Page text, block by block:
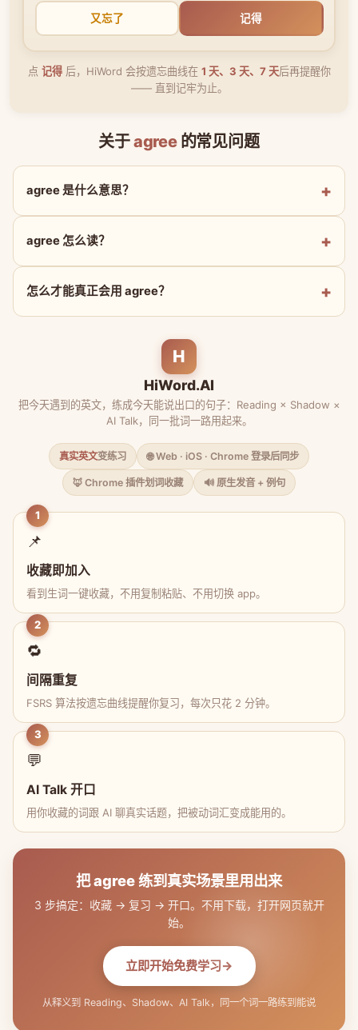
又忘了 记得
点 记得后，HiWord 会按遗忘曲线在 1 天、3 天、7 天后再提醒你
—— 直到记牢为止。
关于agree的常见问题
agree 是什么意思？
agree 怎么读？
怎么才能真正会用 agree？
H
HiWord.AI
把今天遇到的英文，练成今天能说出口的句子：Reading × Shadow ×
AI Talk，同一批词一路用起来。
真实英文变练习 🌐 Web · iOS · Chrome 登录后同步
🦊 Chrome 插件划词收藏 🔊 原生发音 + 例句
1
📌
收藏即加入
看到生词一键收藏，不用复制粘贴、不用切换 app。
2
🔁
间隔重复
FSRS 算法按遗忘曲线提醒你复习，每次只花 2 分钟。
3
💬
AI Talk 开口
用你收藏的词跟 AI 聊真实话题，把被动词汇变成能用的。
把 agree 练到真实场景里用出来
3 步搞定：收藏 → 复习 → 开口。不用下载，打开网页就开
始。
立即开始免费学习
从释义到 Reading、Shadow、AI Talk，同一个词一路练到能说